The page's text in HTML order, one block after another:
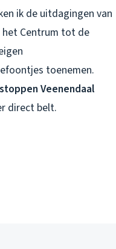
ik de uitdagingen van
het Centrum tot de
toenemen.
Veenendaal
direct belt.